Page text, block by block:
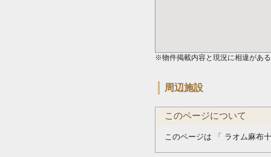
※物件掲載内容と現況に相違があ
周辺施設
このページについて
このページは 「 ラオム麻布